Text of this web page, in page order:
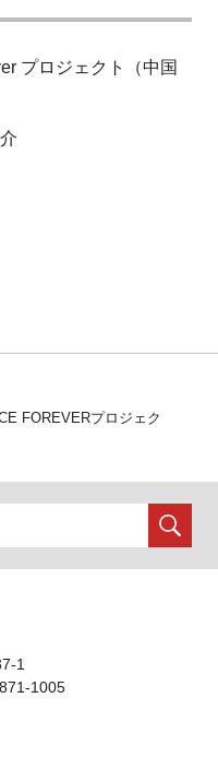
プロジェクト（中国
FOREVERプロジェク
1
1005